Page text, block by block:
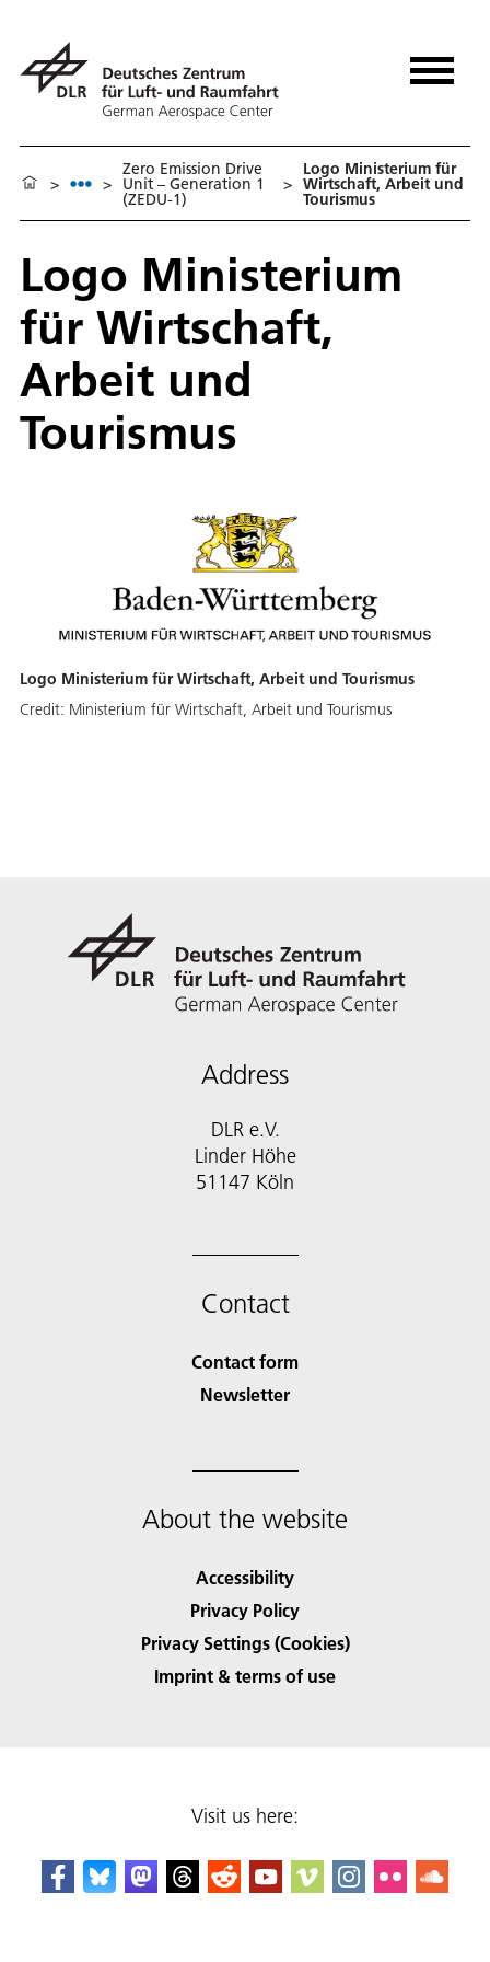
> >
Zero Emission Drive
Unit – Generation 1
(ZEDU-1)
>
Logo Ministerium für
Wirtschaft, Arbeit und
Tourismus
Logo Ministerium
für Wirtschaft,
Arbeit und
Tourismus
Logo Ministerium für Wirtschaft, Arbeit und Tourismus
Credit: Ministerium für Wirtschaft, Arbeit und Tourismus
Address
DLR e.V.
Linder Höhe
51147 Köln
Contact
Contact form
Newsletter
About the website
Accessibility
Privacy Policy
Privacy Settings (Cookies)
Imprint & terms of use
Visit us here: